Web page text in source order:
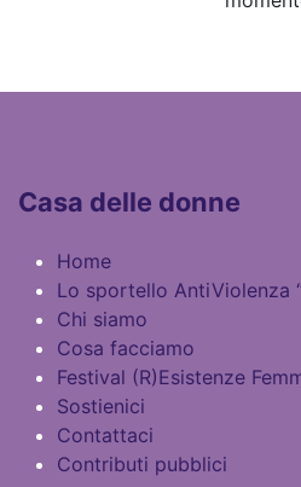
Casa delle donne
Home
Lo sportello AntiViolenza
Chi siamo
Cosa facciamo
Festival (R)Esistenze
​Sostienici​
Contattaci
Contributi pubblici